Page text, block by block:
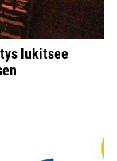
lukitsee